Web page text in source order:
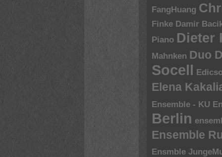
FangHuang
Finke Damir
Piano Dieter
Mahnken Duo
Socell
Elena
Ensemble - KU
Berlin
Ensemble
Ensmble